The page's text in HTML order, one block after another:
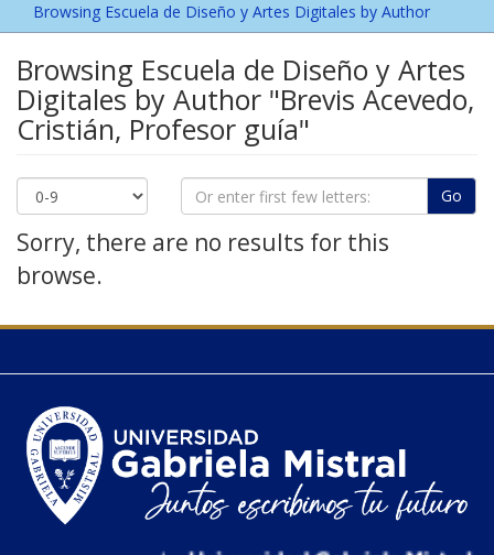
Browsing Escuela de Diseño y Artes Digitales by Author
Browsing Escuela de Diseño y Artes
Digitales by Author "Brevis Acevedo,
Cristián, Profesor guía"
Go
Sorry, there are no results for this
browse.